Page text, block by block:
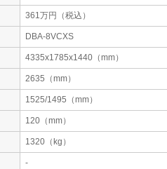
361万円（税込）
DBA-8VCXS
4335x1785x1440（mm）
2635（mm）
1525/1495（mm）
120（mm）
1320（kg）
-